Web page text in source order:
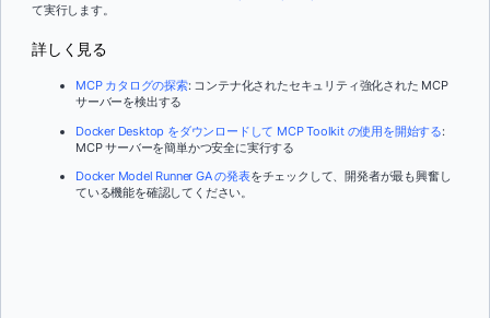
て実行します。
詳しく見る
MCP カタログの探索: コンテナ化されたセキュリティ強化された MCP
サーバーを検出する
Docker Desktop をダウンロードして MCP Toolkit の使用を開始する:
MCP サーバーを簡単かつ安全に実行する
Docker Model Runner GA の発表をチェックして、開発者が最も興奮し
ている機能を確認してください。